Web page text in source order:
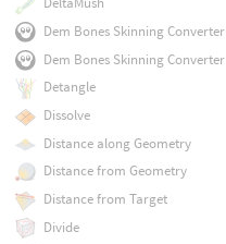
Dem Bones Skinning Converter
Dem Bones Skinning Converter
Detangle
Dissolve
Distance along Geometry
Distance from Geometry
Distance from Target
Divide